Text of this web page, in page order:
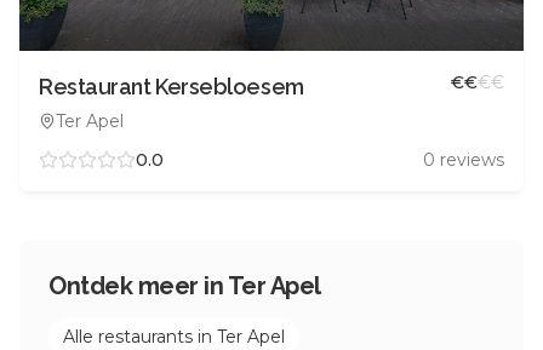
Restaurant Kersebloesem
Ter Apel
€€€€
0.0 0 reviews
Ontdek meer in Ter Apel
Alle restaurants in Ter Apel